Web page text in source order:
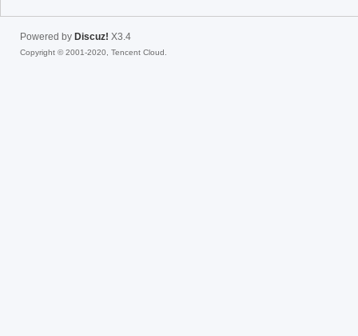
Powered by Discuz! X3.4
Copyright © 2001-2020, Tencent Cloud.